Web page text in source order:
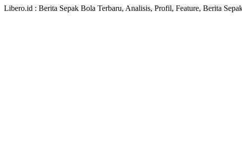
Libero.id : Berita Sepak Bola Terbaru, Analisis, Profil, Feature, Berita